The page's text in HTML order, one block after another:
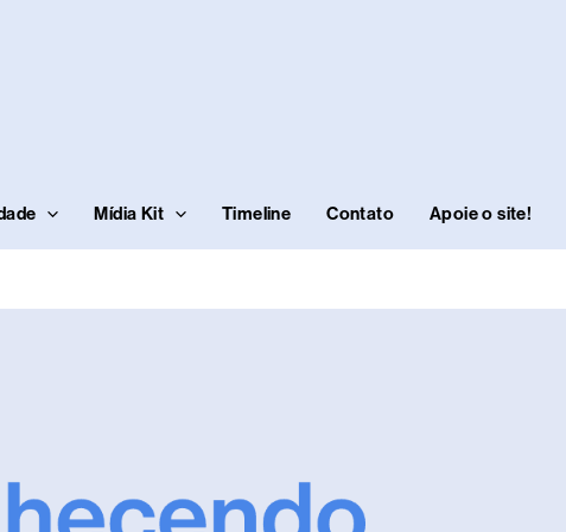
Mídia Kit Timeline Contato Apoie o site!